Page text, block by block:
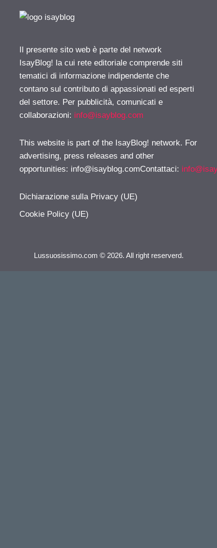
Il presente sito web è parte del network
IsayBlog! la cui rete editoriale comprende siti
tematici di informazione indipendente che
contano sul contributo di appassionati ed esperti
del settore. Per pubblicità, comunicati e
collaborazioni: info@isayblog.com
This website is part of the IsayBlog! network. For
advertising, press releases and other
opportunities: info@isayblog.comContattaci:
Dichiarazione sulla Privacy (UE)
Cookie Policy (UE)
Lussuosissimo.com © 2026. All right reserverd.